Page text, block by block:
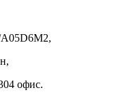
A05D6M2,
офис.